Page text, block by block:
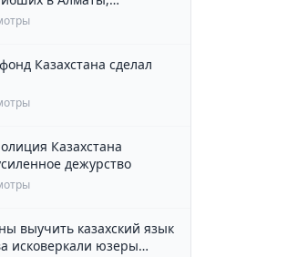
Казахстана сделал
Казахстана
дежурство
выучить казахский язык
исковеркали юзеры